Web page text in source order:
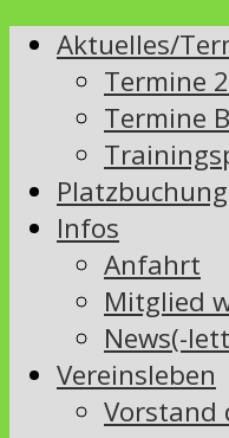
Aktuelles/
Termine
Termine
Platzbuchung
Infos
Anfahrt
Mitglied
News(-
Vereinsleben
Vorstand